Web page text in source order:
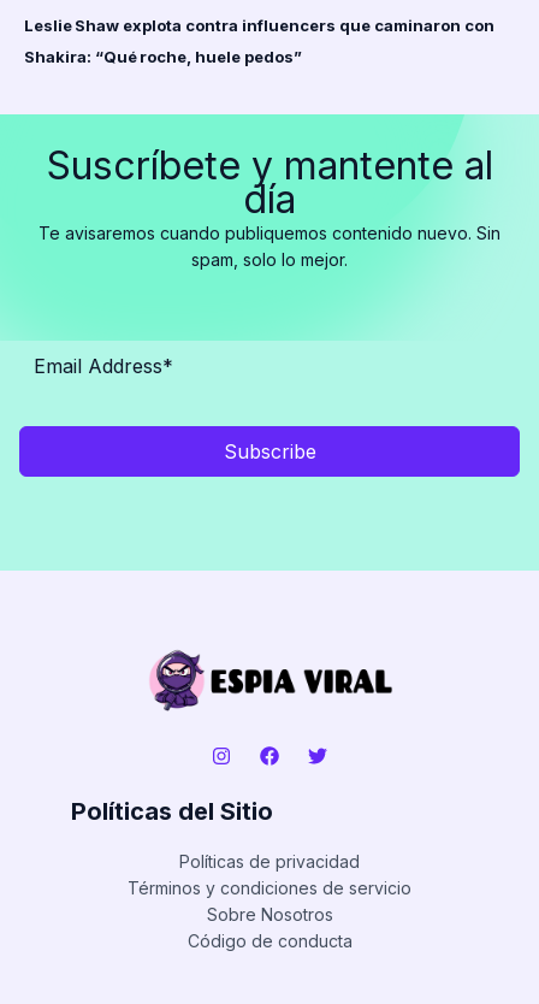
Leslie Shaw explota contra influencers que caminaron con
Shakira: “Qué roche, huele pedos”
Suscríbete y mantente al
día
Te avisaremos cuando publiquemos contenido nuevo. Sin
spam, solo lo mejor.
Subscribe
Políticas del Sitio
Políticas de privacidad
Términos y condiciones de servicio
Sobre Nosotros
Código de conducta